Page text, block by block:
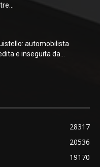
automobilista
e inseguita da...
28317
20536
19170